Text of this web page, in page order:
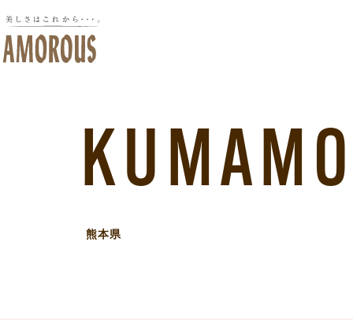
熊本県